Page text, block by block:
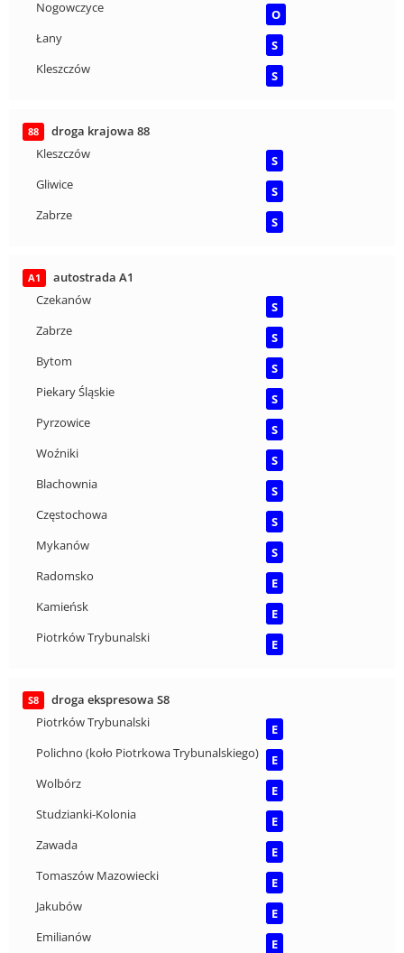
Nogowczyce
O
Łany
S
Kleszczów
S
88
droga krajowa 88
Kleszczów
S
Gliwice
S
Zabrze
S
A1
autostrada A1
Czekanów
S
Zabrze
S
Bytom
S
Piekary Śląskie
S
Pyrzowice
S
Woźniki
S
Blachownia
S
Częstochowa
S
Mykanów
S
Radomsko
E
Kamieńsk
E
Piotrków Trybunalski
E
S8
droga ekspresowa S8
Piotrków Trybunalski
E
Polichno (koło Piotrkowa Trybunalskiego)
E
Wolbórz
E
Studzianki-Kolonia
E
Zawada
E
Tomaszów Mazowiecki
E
Jakubów
E
Emilianów
E